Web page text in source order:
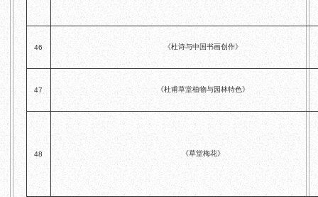
46 《杜诗与中国书画创作》
47 《杜甫草堂植物与园林特色》
48 《草堂梅花》